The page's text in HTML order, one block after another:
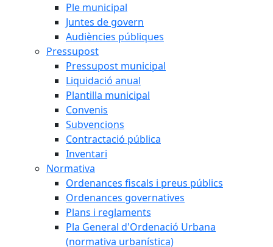
Ple municipal
Juntes de govern
Audiències públiques
Pressupost
Pressupost municipal
Liquidació anual
Plantilla municipal
Convenis
Subvencions
Contractació pública
Inventari
Normativa
Ordenances fiscals i preus públics
Ordenances governatives
Plans i reglaments
Pla General d'Ordenació Urbana
(normativa urbanística)